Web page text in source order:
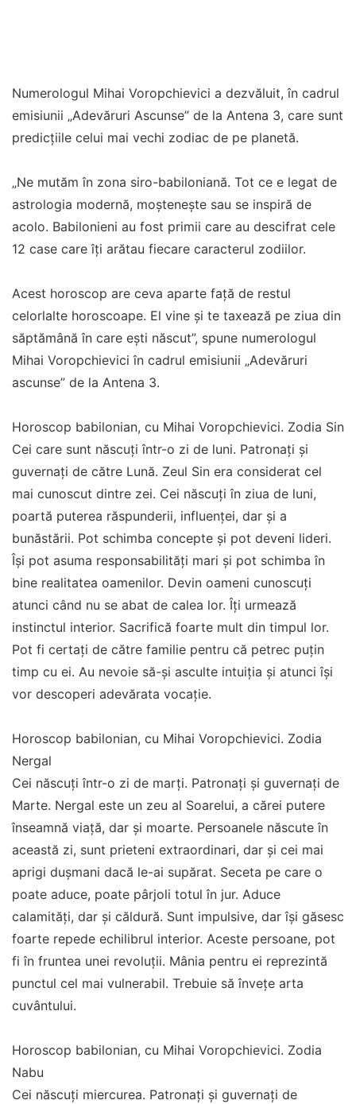
Numerologul Mihai Voropchievici a dezvăluit, în cadrul
emisiunii „Adevăruri Ascunse” de la Antena 3, care sunt
predicțiile celui mai vechi zodiac de pe planetă.
„Ne mutăm în zona siro-babiloniană. Tot ce e legat de
astrologia modernă, moștenește sau se inspiră de
acolo. Babilonieni au fost primii care au descifrat cele
12 case care îți arătau fiecare caracterul zodiilor.
Acest horoscop are ceva aparte față de restul
celorlalte horoscoape. El vine și te taxează pe ziua din
săptămână în care ești născut”, spune numerologul
Mihai Voropchievici în cadrul emisiunii „Adevăruri
ascunse” de la Antena 3.
Horoscop babilonian, cu Mihai Voropchievici. Zodia Sin
Cei care sunt născuți într-o zi de luni. Patronați și
guvernați de către Lună. Zeul Sin era considerat cel
mai cunoscut dintre zei. Cei născuți în ziua de luni,
poartă puterea răspunderii, influenței, dar și a
bunăstării. Pot schimba concepte și pot deveni lideri.
Își pot asuma responsabilități mari și pot schimba în
bine realitatea oamenilor. Devin oameni cunoscuți
atunci când nu se abat de calea lor. Îți urmează
instinctul interior. Sacrifică foarte mult din timpul lor.
Pot fi certați de către familie pentru că petrec puțin
timp cu ei. Au nevoie să-și asculte intuiția și atunci își
vor descoperi adevărata vocație.
Horoscop babilonian, cu Mihai Voropchievici. Zodia
Nergal
Cei născuți într-o zi de marți. Patronați și guvernați de
Marte. Nergal este un zeu al Soarelui, a cărei putere
înseamnă viață, dar și moarte. Persoanele născute în
această zi, sunt prieteni extraordinari, dar și cei mai
aprigi dușmani dacă le-ai supărat. Seceta pe care o
poate aduce, poate pârjoli totul în jur. Aduce
calamități, dar și căldură. Sunt impulsive, dar își găsesc
foarte repede echilibrul interior. Aceste persoane, pot
fi în fruntea unei revoluții. Mânia pentru ei reprezintă
punctul cel mai vulnerabil. Trebuie să învețe arta
cuvântului.
Horoscop babilonian, cu Mihai Voropchievici. Zodia
Nabu
Cei născuți miercurea. Patronați și guvernați de